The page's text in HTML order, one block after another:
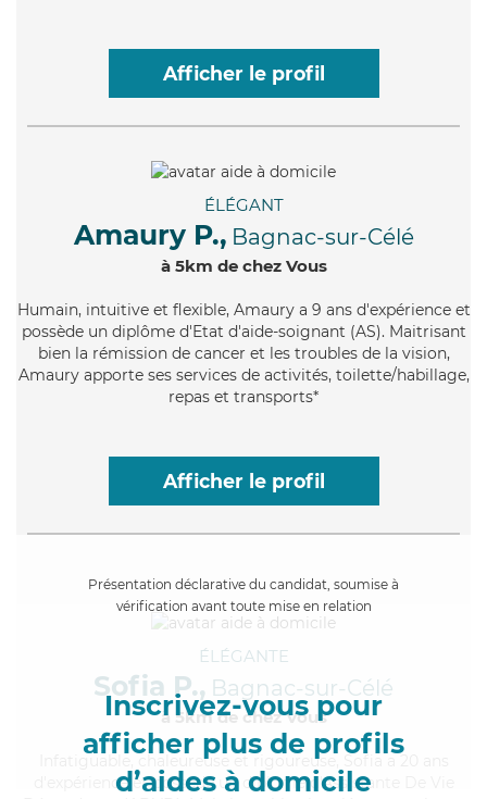
Afficher le profil
ÉLÉGANT
Amaury P., Bagnac-sur-Célé
à 5km de chez Vous
Humain, intuitive et flexible, Amaury a 9 ans d'expérience et
possède un diplôme d'Etat d'aide-soignant (AS). Maitrisant
bien la rémission de cancer et les troubles de la vision,
Amaury apporte ses services de activités, toilette/habillage,
repas et transports*
Afficher le profil
Présentation déclarative du candidat, soumise à
vérification avant toute mise en relation
Inscrivez-vous pour
afficher plus de profils
d’aides à domicile
ÉLÉGANTE
Sofia P., Bagnac-sur-Célé
à 5km de chez Vous
, chaleureuse et rigoureuse, Sofia a 20 ans
d'expérience et possède un diplôme d'Assistante De Vie